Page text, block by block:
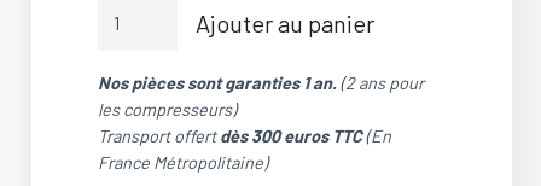
de
2
moteurs
de
Ajouter au panier
Nos pièces sont garanties 1 an.(2 ans pour
les compresseurs)
Transport offertdès 300 euros TTC(En
France Métropolitaine)